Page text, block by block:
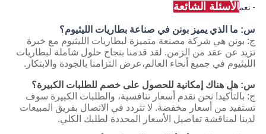
- نعمالأسئلة الشائعة
س: ما الذي يميز بونن في صناعة بطاريات الليثيوم؟
ج: بونن هي شركة مصنعة متميزة لبطاريات الليثيوم مع خبرة
تزيد عن عقد من الزمن. لقد قدمنا بنجاح حلول شاملة لبطاريات
الليثيوم في جميع أنحاء العالم،عرض التزامنا بالجودة والابتكار.
س: هل هناك إمكانية للحصول على خصم للطلبات الكبيرة؟
ج: بالتأكيد! نحن نقدم أسعار تنافسية، والطلبات الكبيرة سوف
تستفيد من أسعار مخفضة. لا تتردد في الاتصال بفريق المبيعات
لدينا لمناقشة تفاصيل الأسعار المحددة لطلبك الكلي.